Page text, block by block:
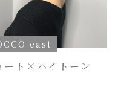
east
ート×ハイトーン